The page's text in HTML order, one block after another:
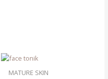
MATURE SKIN